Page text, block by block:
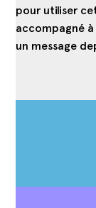
pour utiliser
accompagné à
un message